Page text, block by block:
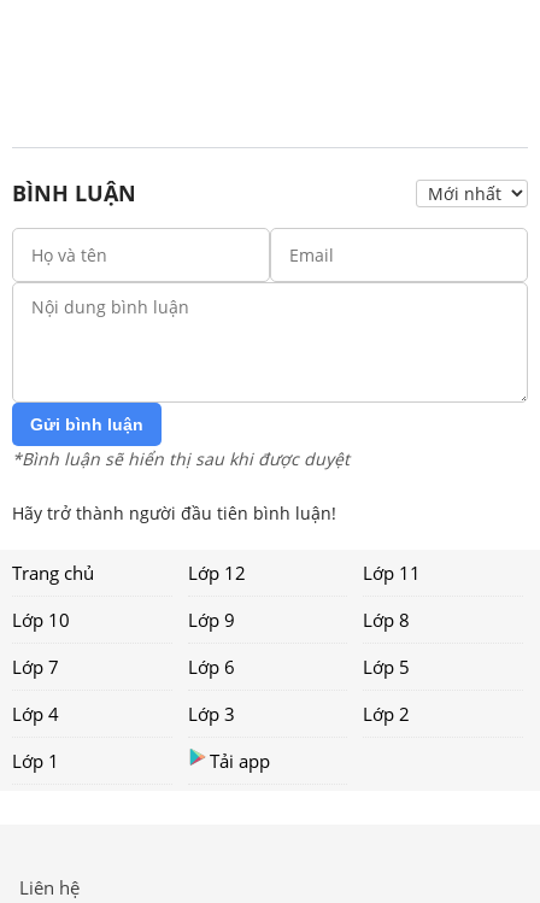
BÌNH LUẬN
Gửi bình luận
*Bình luận sẽ hiển thị sau khi được duyệt
Hãy trở thành người đầu tiên bình luận!
Trang chủ Lớp 12
Lớp 11
Lớp 10
Lớp 9
Lớp 8
Lớp 7
Lớp 6
Lớp 5
Lớp 4
Lớp 3
Lớp 2
Lớp 1
Tải app
Liên hệ